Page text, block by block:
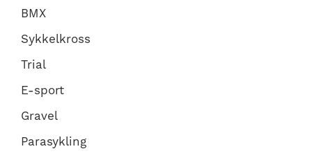
BMX
Sykkelkross
Trial
E-sport
Gravel
Parasykling